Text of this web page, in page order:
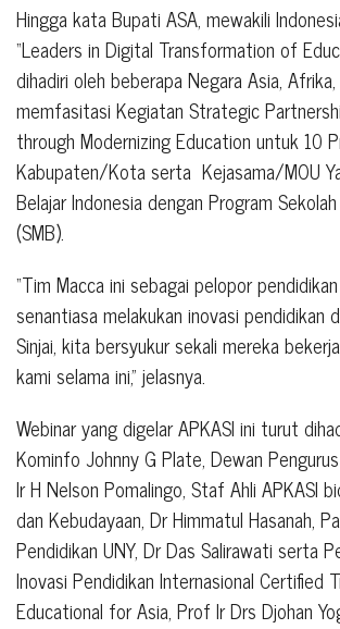
Hingga kata Bupati ASA, mewakili
“Leaders in Digital Transformation of
dihadiri oleh beberapa Negara Asia,
memfasitasi Kegiatan Strategic
through Modernizing Education untuk 10
Kabupaten/Kota serta Kejasama/MOU
Belajar Indonesia dengan Program
(SMB).
“Tim Macca ini sebagai pelopor
senantiasa melakukan inovasi pendidikan
Sinjai, kita bersyukur sekali mereka
kami selama ini,” jelasnya.
Webinar yang digelar APKASI ini turut
Kominfo Johnny G Plate, Dewan
Ir H Nelson Pomalingo, Staf Ahli APKASI
dan Kebudayaan, Dr Himmatul Hasanah,
Pendidikan UNY, Dr Das Salirawati serta
Inovasi Pendidikan Internasional Certified
Educational for Asia, Prof Ir Drs Djohan